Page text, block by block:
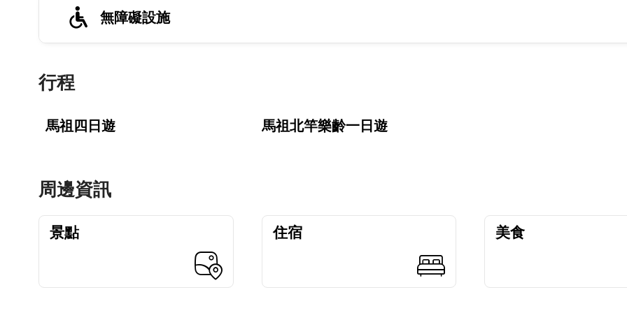
無障礙設施
行程
馬祖四日遊 馬祖北竿樂齡一日遊
周邊資訊
景點 住宿 美食